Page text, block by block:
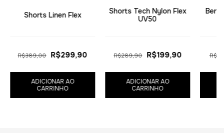
Shorts Linen Flex
R$389,00 R$299,90
ADICIONAR AO
CARRINHO
Shorts Tech Nylon Flex
UV50
R$289,90 R$199,90
ADICIONAR AO
CARRINHO